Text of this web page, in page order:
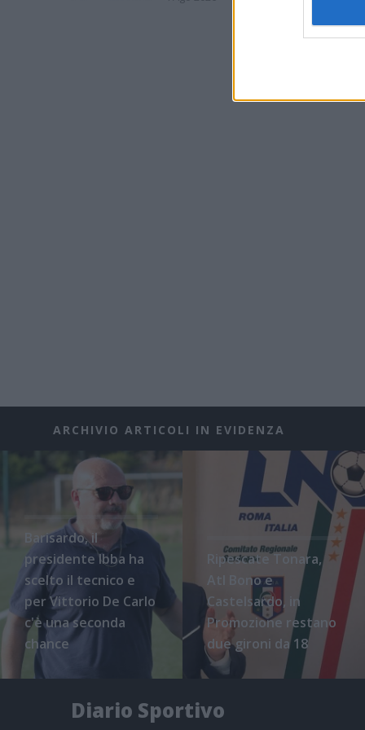
ARCHIVIO ARTICOLI IN EVIDENZA
Barisardo, il
presidente Ibba ha
scelto il tecnico e
per Vittorio De Carlo
c'è una seconda
chance
Ripescate Tonara,
Atl Bono e
Castelsardo, in
Promozione restano
due gironi da 18
Diario Sportivo